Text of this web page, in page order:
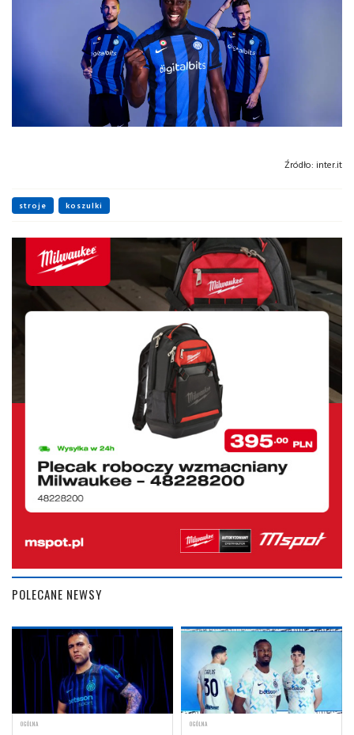
Źródło: inter.it
stroje koszulki
POLECANE NEWSY
OGÓLNA OGÓLNA